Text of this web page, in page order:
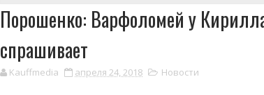
Порошенко: Варфоломей у
спрашивает
Kauffmedia апреля 24, 2018 Новости